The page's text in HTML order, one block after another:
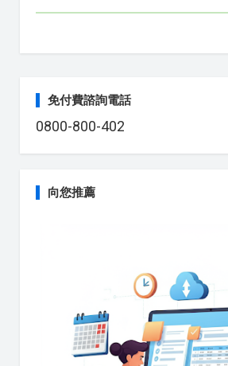
免付費諮詢電話
0800-800-402
向您推薦